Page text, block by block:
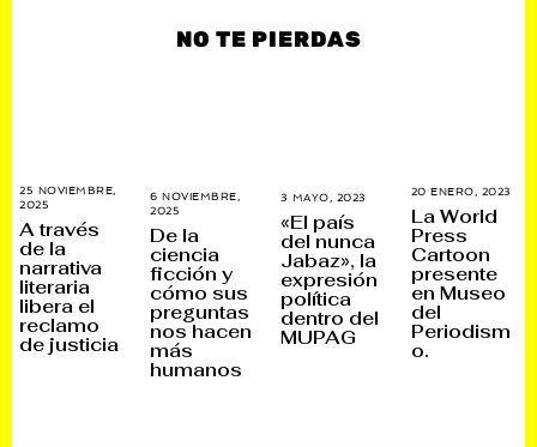
NO TE PIERDAS
25 NOVIEMBRE,
2025
I
C
I
E
M
B
R
E
,
A través
de la
narrativa
literaria
libera el
reclamo
de justicia
6 NOVIEMBRE,
2025
D
I
C
I
E
M
B
R
E
,
De la
ciencia
ficción y
cómo sus
preguntas
nos hacen
más
humanos
3 MAYO, 2023
A
O
,
0
2
«El país
del nunca
Jabaz», la
expresión
política
dentro del
MUPAG
20 ENERO, 2023
La World
Press
Cartoon
presente
en Museo
del
Periodism
o.